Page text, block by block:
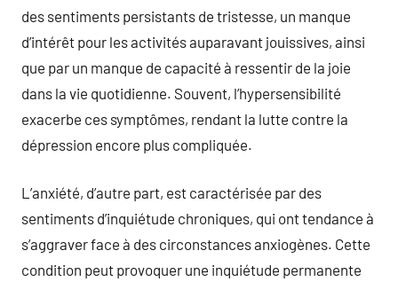
des sentiments persistants de tristesse, un manque
d’intérêt pour les activités auparavant jouissives, ainsi
que par un manque de capacité à ressentir de la joie
dans la vie quotidienne. Souvent, l’hypersensibilité
exacerbe ces symptômes, rendant la lutte contre la
dépression encore plus compliquée.
L’anxiété, d’autre part, est caractérisée par des
sentiments d’inquiétude chroniques, qui ont tendance à
s’aggraver face à des circonstances anxiogènes. Cette
condition peut provoquer une inquiétude permanente